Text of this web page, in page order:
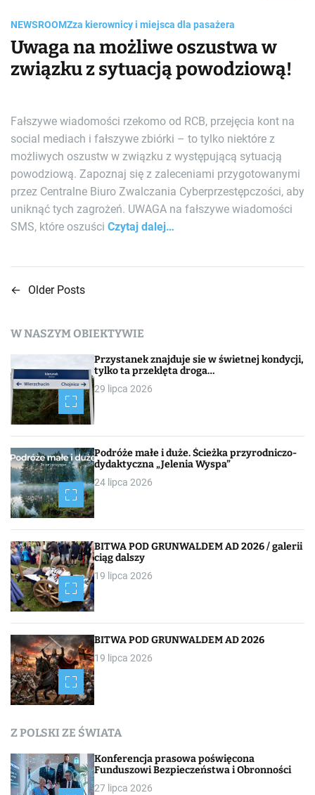
NEWSROOMZza kierownicy i miejsca dla pasażera
Uwaga na możliwe oszustwa w
związku z sytuacją powodziową!
Fałszywe wiadomości rzekomo od RCB, przejęcia kont na
social mediach i fałszywe zbiórki – to tylko niektóre z
możliwych oszustw w związku z występującą sytuacją
powodziową. Zapoznaj się z zaleceniami przygotowanymi
przez Centralne Biuro Zwalczania Cyberprzestępczości, aby
uniknąć tych zagrożeń. UWAGA na fałszywe wiadomości
SMS, które oszuści Czytaj dalej…
N
i
g
a
c
j
a
p
o
w
p
i
s
a
← Older Posts
W NASZYM OBIEKTYWIE
Przystanek znajduje sie w świetnej kondycji,
tylko ta przeklęta droga…
29 lipca 2026
Podróże małe i duże. Ścieżka przyrodniczo-
dydaktyczna „Jelenia Wyspa”
24 lipca 2026
BITWA POD GRUNWALDEM AD 2026 / galerii
ciąg dalszy
19 lipca 2026
BITWA POD GRUNWALDEM AD 2026
19 lipca 2026
Z POLSKI ZE ŚWIATA
Konferencja prasowa poświęcona
Funduszowi Bezpieczeństwa i Obronności
27 lipca 2026